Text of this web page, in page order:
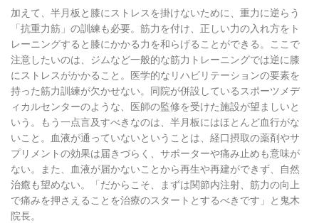
加えて、半月板と膝にストレスを掛けないために、重力に逆らう
「抗重力筋」の訓練も必要。筋力を付け、正しい力の入れ方をト
レーニングすると膝にかかる力を和らげることができる。ここで
注意したいのは、ジムなど一般的な筋力トレーニングでは逆に膝
にストレスがかかること。医学的なリハビリテーションの要素を
持った筋力訓練が欠かせない。同院が併設しているスポーツメデ
ィカルセンターのような、医師の監修を受けた施設が望ましいと
いう。もう一点言及すべきなのは、半月板にはほとんど血行がな
いこと。血液が通っていないということは、経口摂取の薬剤やサ
プリメントの効果は届きづらく、サポーターや痛み止めも意味が
ない。また、血液が届かないことから再生や再建ができず、自然
治癒も望めない。「だからこそ、まずは関節内注射、筋力の向上
で痛みを押さえることを治療のスタートとするべきです」と鬼木
院長。